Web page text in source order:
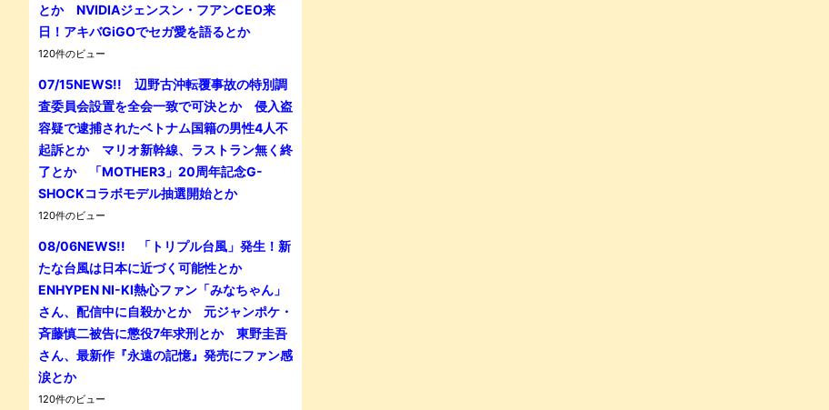
とか NVIDIAジェンスン・フアンCEO来
日！アキバGiGOでセガ愛を語るとか
120件のビュー
07/15NEWS!! 辺野古沖転覆事故の特別調
査委員会設置を全会一致で可決とか 侵入盗
容疑で逮捕されたベトナム国籍の男性4人不
起訴とか マリオ新幹線、ラストラン無く終
了とか 「MOTHER3」20周年記念G-
SHOCKコラボモデル抽選開始とか
120件のビュー
08/06NEWS!! 「トリプル台風」発生！新
たな台風は日本に近づく可能性とか
ENHYPEN NI-KI熱心ファン「みなちゃん」
さん、配信中に自殺かとか 元ジャンポケ・
斉藤慎二被告に懲役7年求刑とか 東野圭吾
さん、最新作『永遠の記憶』発売にファン感
涙とか
120件のビュー